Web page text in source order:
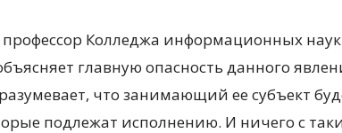
Колледжа информационных
главную опасность данного
что занимающий ее субъект
подлежат исполнению. И ничего с